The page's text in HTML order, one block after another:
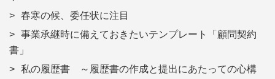
春寒の候、委任状に注目
事業承継時に備えておきたいテンプレート「顧問契約
書」
私の履歴書 ～履歴書の作成と提出にあたっての心構